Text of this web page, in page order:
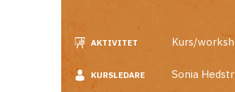
AKTIVITET Kurs/
KURSLEDARE Sonia